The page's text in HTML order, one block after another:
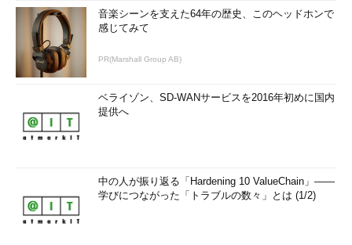
音楽シーンを支えた64年の歴史、このヘッドホンで
感じてみて
PR(Marshall Group AB)
ベライゾン、SD-WANサービスを2016年初めに国内
提供へ
中の人が振り返る「Hardening 10 ValueChain」――
学びにつながった「トラブルの数々」とは (1/2)